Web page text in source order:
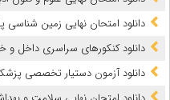
دانلود امتحان نهایی زمین شناسی پایه
دانلود کنکورهای سراسری داخل و خارج از
دانلود آزمون دستیار تخصصی پزشکی سال 1405 +